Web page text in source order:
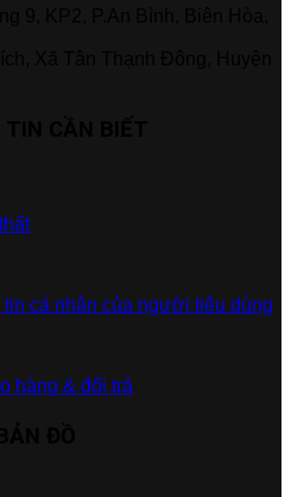
cá nhân của người tiêu dùng
hàng & đổi trả